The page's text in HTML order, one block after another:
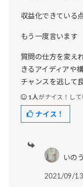
収益化できている
もう一度言います
質問の仕方を変え
きるアイディアや
チャンスを逃して
1人がナイス！し
ナイス！
いの
2021/09/